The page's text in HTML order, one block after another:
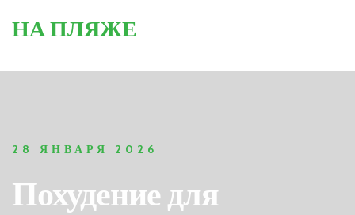
НА ПЛЯЖЕ
28 ЯНВАРЯ 2026
Похудение для